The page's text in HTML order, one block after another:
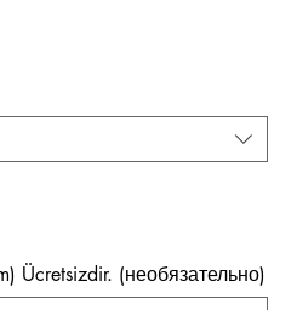
Ücretsizdir. (необязательно)